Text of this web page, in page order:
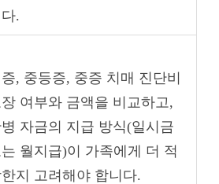
.
, 중등증, 중증 치매 진단비
장 여부와 금액을 비교하고,
자금의 지급 방식(일시금
는 월지급)이 가족에게 더 적
지 고려해야 합니다.